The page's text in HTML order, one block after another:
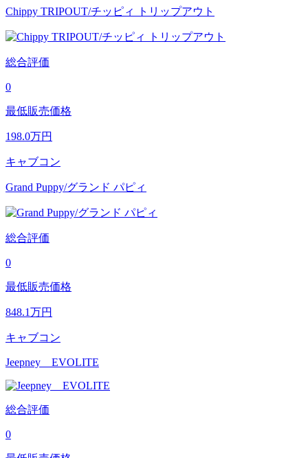
Chippy TRIPOUT/チッピィ トリップアウト
総合評価
0
最低販売価格
198.0万円
キャブコン
Grand Puppy/グランド パピィ
総合評価
0
最低販売価格
848.1万円
キャブコン
Jeepney EVOLITE
総合評価
0